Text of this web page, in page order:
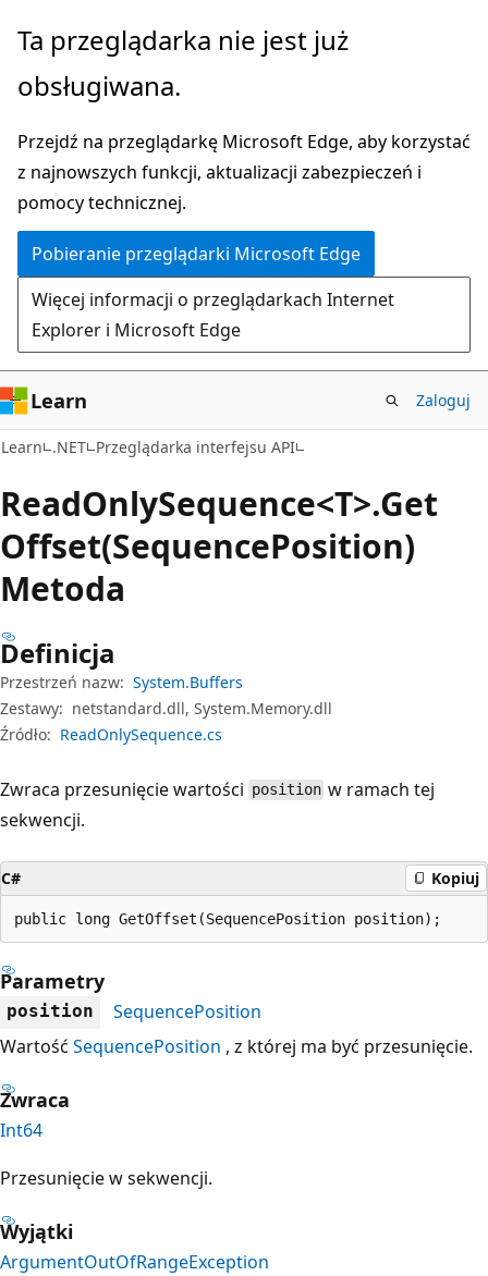
Przejdź
głównej
Przejdź
nawigacji
stronie
Ta przeglądarka nie jest już
obsługiwana.
Przejdź na przeglądarkę Microsoft Edge, aby korzystać
z najnowszych funkcji, aktualizacji zabezpieczeń i
pomocy technicznej.
Pobieranie przeglądarki Microsoft Edge
Więcej informacji o przeglądarkach Internet
Explorer i Microsoft Edge
Learn Zaloguj
Learn .NET Przeglądarka interfejsu API
ReadOnlySequence<T>.Get
Offset(SequencePosition)
Metoda
Definicja
Przestrzeń nazw: System.Buffers
Zestawy: netstandard.dll, System.Memory.dll
Źródło: ReadOnlySequence.cs
Zwraca przesunięcie wartości position w ramach tej
sekwencji.
C# Kopiuj
public long GetOffset(SequencePosition position);
Parametry
position
SequencePosition
Wartość SequencePosition , z której ma być przesunięcie.
Zwraca
Int64
Przesunięcie w sekwencji.
Wyjątki
ArgumentOutOfRangeException